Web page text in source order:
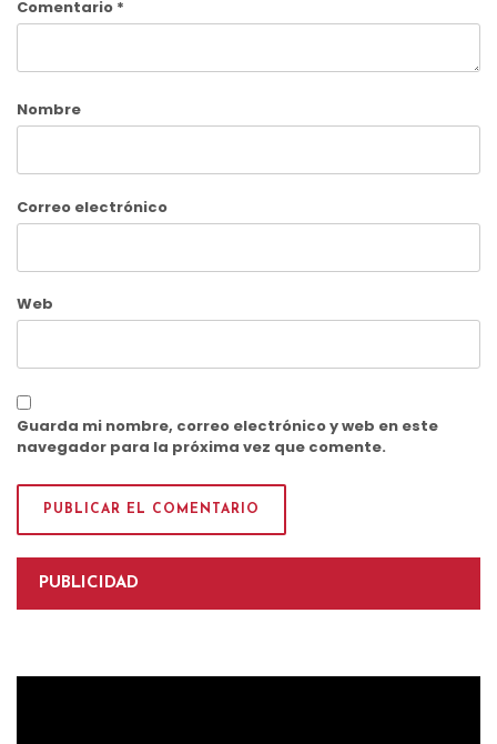
Comentario *
Nombre
Correo electrónico
Web
Guarda mi nombre, correo electrónico y web en este
navegador para la próxima vez que comente.
PUBLICIDAD